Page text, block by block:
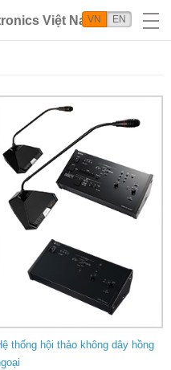
Việt Nam
VN EN
thống hội thảo không dây hồng